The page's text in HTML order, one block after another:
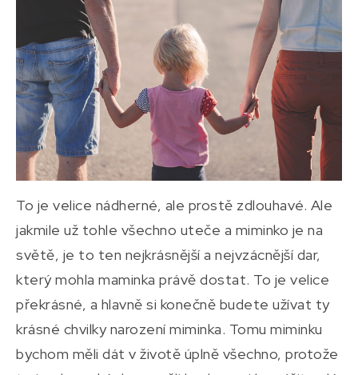
To je velice nádherné, ale prostě zdlouhavé. Ale
jakmile už tohle všechno uteče a miminko je na
světě, je to ten nejkrásnější a nejvzácnější dar,
který mohla maminka právě dostat. To je velice
překrásné, a hlavně si konečně budete užívat ty
krásné chvilky narození miminka. Tomu miminku
bychom měli dát v životě úplně všechno, protože